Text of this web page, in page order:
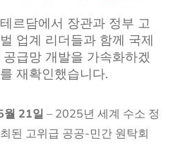
르담에서 장관과 정부 고
업계 리더들과 함께 국제
급망 개발을 가속화하겠
재확인했습니다.
월 21일 – 2025년 세계 수소 정
된 고위급 공공-민간 원탁회